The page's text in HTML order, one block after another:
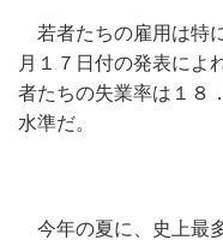
若者たちの雇用は特
月１７日付の発表によ
者たちの失業率は１８
水準だ。
今年の夏に、史上最